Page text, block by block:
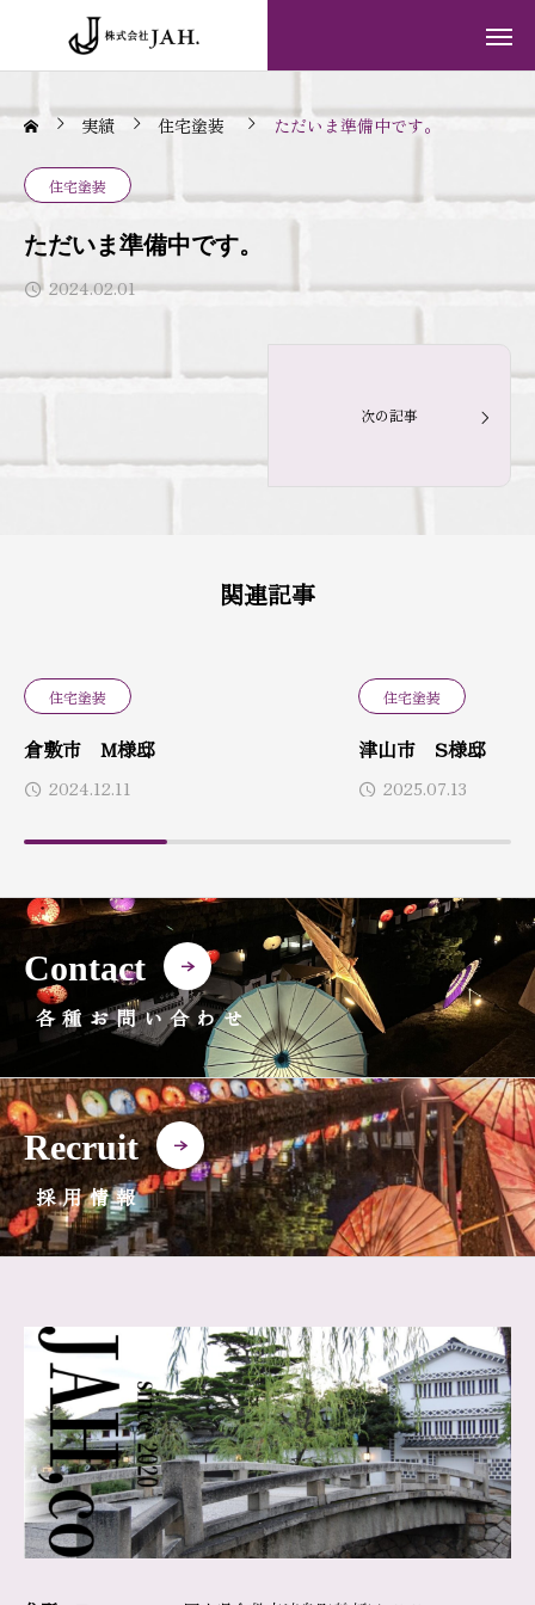
実績 住宅塗装 ただいま準備中です。
住宅塗装
ただいま準備中です。
2024.02.01
次の記事
関連記事
住宅塗装
倉敷市 M様邸
2024.12.11
住宅塗装
津山市 S様邸
2025.07.13
Contact
各種お問い合わせ
Recruit
採用情報